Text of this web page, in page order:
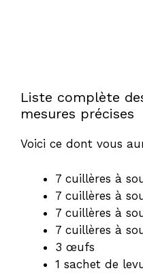
Liste complète
mesures précises
Voici ce dont vous
7 cuillères à
7 cuillères à
7 cuillères à
7 cuillères à
3 œufs
1 sachet de